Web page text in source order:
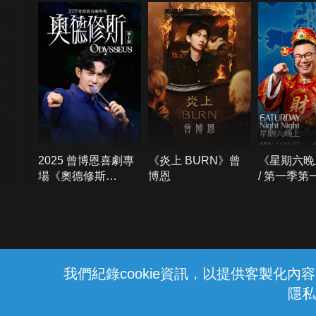
我們紀錄cookie資訊，以提供客製化內
隱
2025 曾博恩喜劇專
場《奧德修斯
《炎上 BURN》曾
博恩
《星期六
/ 第一季第